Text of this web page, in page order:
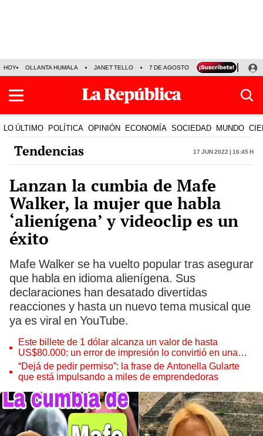
HOY OLLANTA HUMALA JANET TELLO 7 DE AGOSTO TINKA RESULTADOS
LO ÚLTIMO POLÍTICA OPINIÓN ECONOMÍA SOCIEDAD MUNDO
Tendencias 17 Jun 2022 | 16:45 h
Lanzan la cumbia de Mafe
Walker, la mujer que habla
‘alienígena’ y videoclip es un
éxito
Mafe Walker se ha vuelto popular tras asegurar
que habla en idioma alienígena. Sus
declaraciones han desatado divertidas
reacciones y hasta un nuevo tema musical que
ya es viral en YouTube.
Este billete de 1 dólar alcanza un valor de hasta
US$80.000: un error de impresión lo convirtió en una
pieza única que hoy buscan coleccionistas de todo el
mundo
“Dejá de pedir permiso”: la frase de Antonella Gularte
que está impulsando a miles de emprendedoras